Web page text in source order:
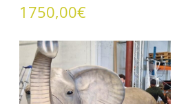
1750,00€